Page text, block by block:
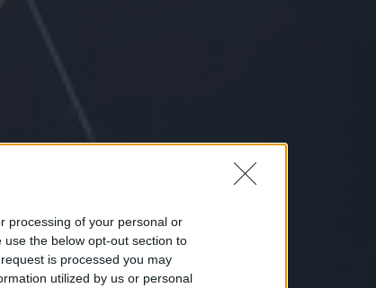
processing of your personal or
the below opt-out section to
is processed you may
utilized by us or personal